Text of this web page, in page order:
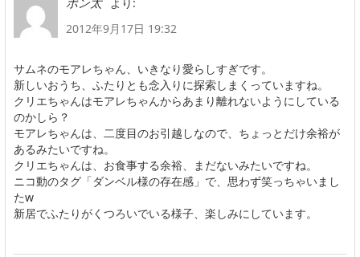
ポン太
2012年9月17日 19:32
サムネのモアレちゃん、いきなり愛らしすぎです。
新しいおうち、ふたりとも念入りに探索しまくっていますね。
クリエちゃんはモアレちゃんからあまり離れないようにしている
のかしら？
モアレちゃんは、二度目のお引越しなので、ちょっとだけ余裕が
あるみたいですね。
クリエちゃんは、お食事する余裕、まだないみたいですね。
ニコ動のタグ「ダンベル様の存在感」で、思わず笑っちゃいまし
たw
新居でふたりがくつろいでいる様子、楽しみにしています。